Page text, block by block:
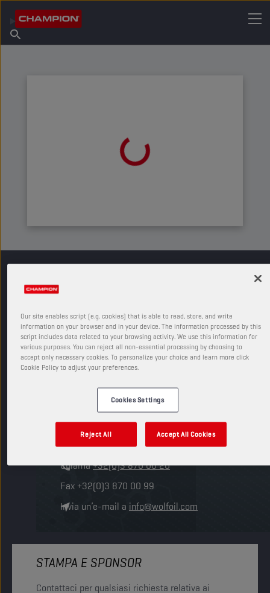
Informazioni su Champion
Trova un punto vendita
WOLF OIL CORPORATION
Georges Gilliotstraat 52
2620 Hemiksem, Anversa
BELGIO
Ottieni indicazioni
Chiama+32(0)3 870 00 20
Fax +32(0)3 870 00 99
Invia un’e-mail a info@wolfoil.com
STAMPA E SPONSOR
Contattaci per qualsiasi richiesta relativa ai
Our site enables script (e.g. cookies) that is able to read, store, and write
information on your browser and in your device. The information processed by this
script includes data related to your browsing activity. We use this information for
various purposes. You can reject all non-essential processing by choosing to
accept only necessary cookies. To personalize your choice and learn more click
Cookie Policy to adjust your preferences.
Cookies Settings
Reject All Accept All Cookies